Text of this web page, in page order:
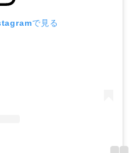
で見る